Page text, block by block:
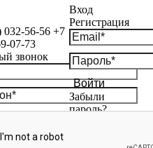
032-56-56 +7
07-73
звонок
Вход
Регистрация
Войти
Забыли
пароль?